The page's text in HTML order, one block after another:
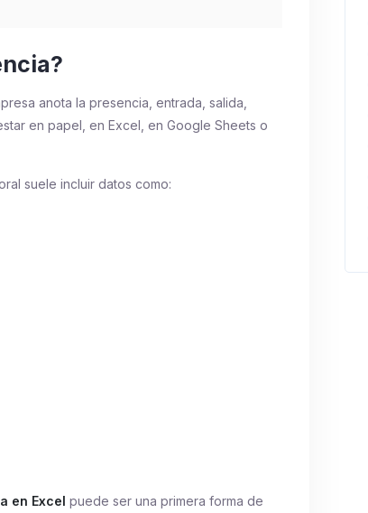
anota la presencia, entrada, salida,
en papel, en Excel, en Google Sheets o
suele incluir datos como:
en Excel puede ser una primera forma de